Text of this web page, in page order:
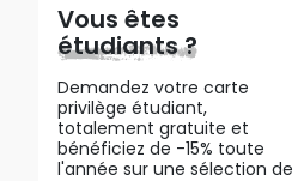
Vous êtes
étudiants ?
Demandez votre carte
privilège étudiant,
totalement gratuite et
bénéficiez de -15% toute
l'année sur une sélection de